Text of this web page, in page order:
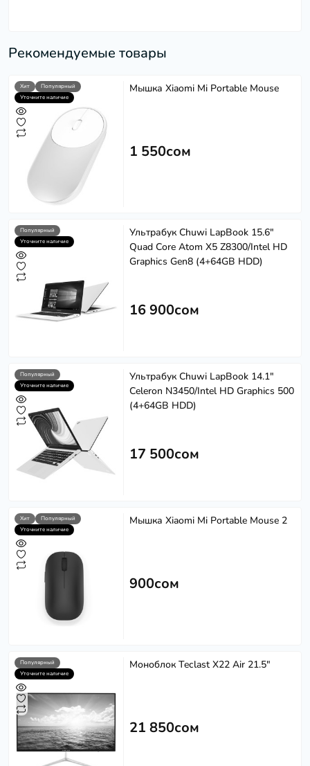
Рекомендуемые товары
Хит
Популярный
Уточните наличие
Мышка Xiaomi Mi Portable Mouse
1 550сом
Популярный
Уточните наличие
Ультрабук Chuwi LapBook 15.6"
Quad Сore Atom X5 Z8300/Intel HD
Graphics Gen8 (4+64GB HDD)
16 900сом
Популярный
Уточните наличие
Ультрабук Chuwi LapBook 14.1"
Celeron N3450/Intel HD Graphics 500
(4+64GB HDD)
17 500сом
Хит
Популярный
Уточните наличие
Мышка Xiaomi Mi Portable Mouse 2
900сом
Популярный
Уточните наличие
Моноблок Teclast X22 Air 21.5"
21 850сом